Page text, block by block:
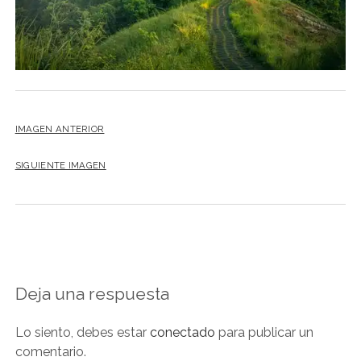
NOVELA GRÁFICA
BOOKTAG
NO FICCIÓN
IMAGEN ANTERIOR
SIGUIENTE IMAGEN
Deja una respuesta
Lo siento, debes estar conectado para publicar un
comentario.